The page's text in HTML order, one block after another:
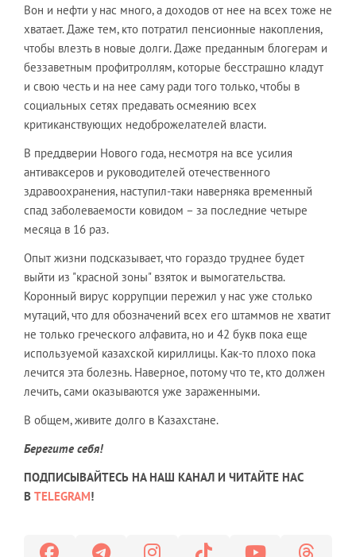
Вон и нефти у нас много, а доходов от нее на всех тоже не
хватает.Даже тем, кто потратил пенсионные накопления,
чтобы влезть в новые долги. Даже преданным блогерам и
беззаветным профитроллям, которые бесстрашно кладут
и свою честь и на нее саму ради того только, чтобы в
социальных сетях предавать осмеянию всех
критиканствующих недоброжелателей власти.
В преддверии Нового года, несмотря на все усилия
антиваксеров и руководителей отечественного
здравоохранения, наступил-таки наверняка временный
спад заболеваемости ковидом – за последние четыре
месяца в 16 раз.
Опыт жизни подсказывает, что гораздо труднее будет
выйти из "красной зоны" взяток и вымогательства.
Коронный вирус коррупции пережил у нас уже столько
мутаций, что для обозначений всех его штаммов не хватит
не только греческого алфавита, но и 42 букв пока еще
используемой казахской кириллицы. Как-то плохо пока
лечится эта болезнь. Наверное, потому что те, кто должен
лечить, сами оказываются уже зараженными.
В общем, живите долго в Казахстане.
Берегите себя!
ПОДПИСЫВАЙТЕСЬ НА НАШ КАНАЛ И ЧИТАЙТЕ НАС
В TELEGRAM!